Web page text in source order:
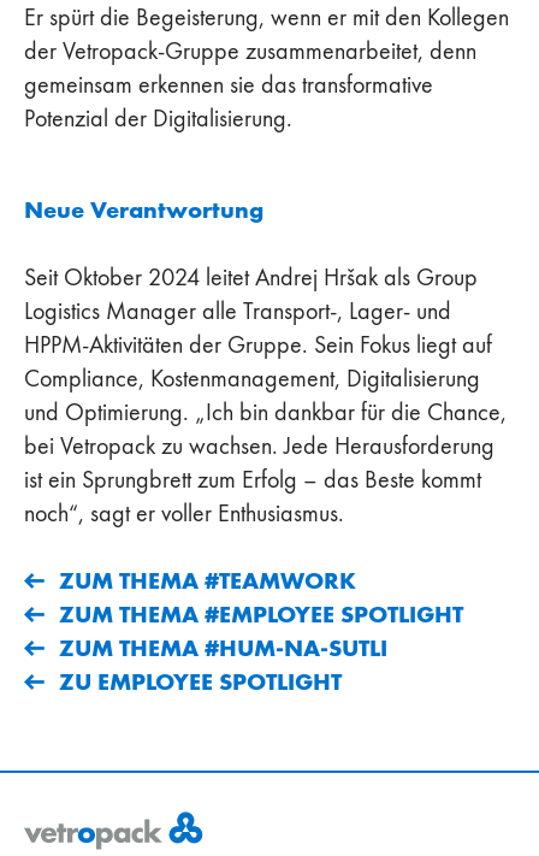
Er spürt die Begeisterung, wenn er mit den Kollegen
der Vetropack-Gruppe zusammenarbeitet, denn
gemeinsam erkennen sie das transformative
Potenzial der Digitalisierung.
Neue Verantwortung
Seit Oktober 2024 leitet Andrej Hršak als Group
Logistics Manager alle Transport-, Lager- und
HPPM-Aktivitäten der Gruppe. Sein Fokus liegt auf
Compliance, Kostenmanagement, Digitalisierung
und Optimierung. „Ich bin dankbar für die Chance,
bei Vetropack zu wachsen. Jede Herausforderung
ist ein Sprungbrett zum Erfolg – das Beste kommt
noch“, sagt er voller Enthusiasmus.
ZUM THEMA #TEAMWORK
ZUM THEMA #EMPLOYEE SPOTLIGHT
ZUM THEMA #HUM-NA-SUTLI
ZU EMPLOYEE SPOTLIGHT